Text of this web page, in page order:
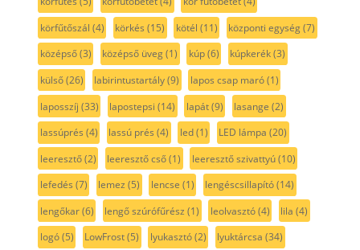
körfűtőszál (4) körkés (15) kötél (11) központi egység(7)
középső(3) középső üveg(1) kúp(6) kúpkerék(3)
külső(26) labirintustartály(9) lapos csap maró(1)
laposszíj (33) lapostepsi (14) lapát(9) lasange (2)
lassúprés (4) lassú prés (4) led(1) LED lámpa (20)
leeresztő(2) leeresztő cső(1) leeresztő szivattyú(10)
lefedés (7) lemez (5) lencse (1) lengéscsillapító(14)
lengőkar(6) lengő szúrófűrész (1) leolvasztó(4) lila (4)
logó(5) LowFrost(5) lyukasztó(2) lyuktárcsa (34)